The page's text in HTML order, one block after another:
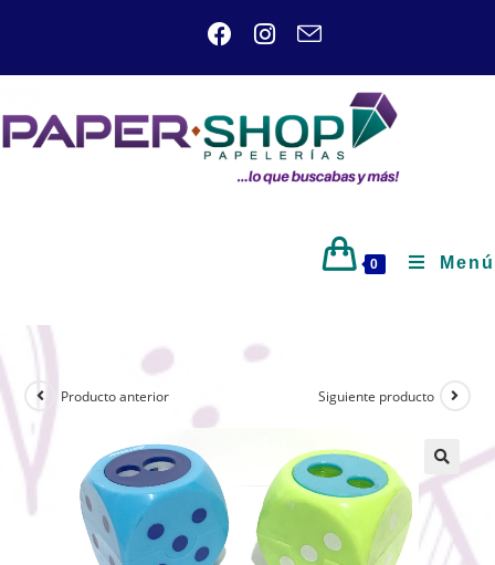
0 Menú
Producto anterior Siguiente producto
🔍